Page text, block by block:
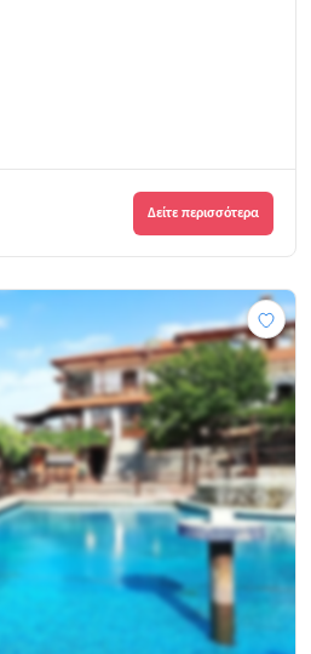
Δείτε περισσότερα